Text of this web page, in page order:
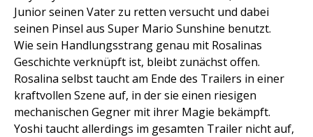
Junior seinen Vater zu retten versucht und dabei
seinen Pinsel aus Super Mario Sunshine benutzt.
Wie sein Handlungsstrang genau mit Rosalinas
Geschichte verknüpft ist, bleibt zunächst offen.
Rosalina selbst taucht am Ende des Trailers in einer
kraftvollen Szene auf, in der sie einen riesigen
mechanischen Gegner mit ihrer Magie bekämpft.
Yoshi taucht allerdings im gesamten Trailer nicht auf,